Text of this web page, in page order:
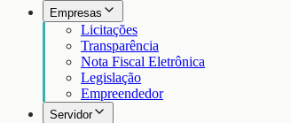
Empresas
Licitações
Transparência
Nota Fiscal Eletrônica
Legislação
Empreendedor
Servidor